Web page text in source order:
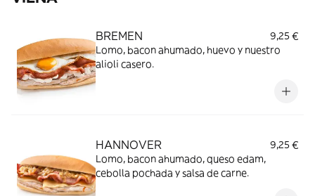
BREMEN
9,25 €
Lomo, bacon ahumado, huevo y nuestro
alioli casero.
HANNOVER
9,25 €
Lomo, bacon ahumado, queso edam,
cebolla pochada y salsa de carne.